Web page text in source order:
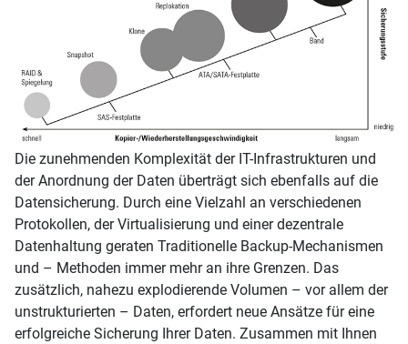
Die zunehmenden Komplexität der IT-Infrastrukturen und
der Anordnung der Daten überträgt sich ebenfalls auf die
Datensicherung. Durch eine Vielzahl an verschiedenen
Protokollen, der Virtualisierung und einer dezentrale
Datenhaltung geraten Traditionelle Backup-Mechanismen
und – Methoden immer mehr an ihre Grenzen. Das
zusätzlich, nahezu explodierende Volumen – vor allem der
unstrukturierten – Daten, erfordert neue Ansätze für eine
erfolgreiche Sicherung Ihrer Daten. Zusammen mit Ihnen